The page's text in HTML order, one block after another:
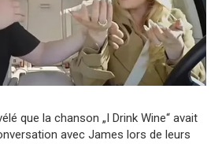
que la chanson „I Drink Wine“ avait
avec James lors de leurs